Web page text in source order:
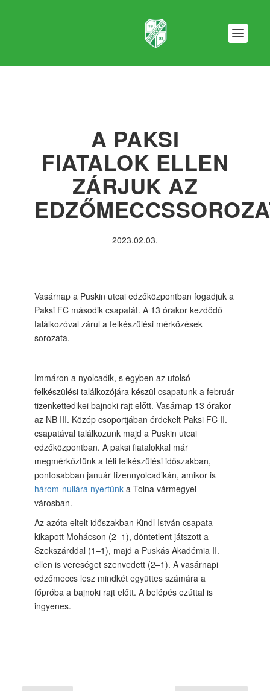
A PAKSI
FIATALOK ELLEN
ZÁRJUK AZ
2023.02.03.
Vasárnap a Puskin utcai edzőközpontban fogadjuk a
Paksi FC második csapatát. A 13 órakor kezdődő
találkozóval zárul a felkészülési mérkőzések
sorozata.
Immáron a nyolcadik, s egyben az utolsó
felkészülési találkozójára készül csapatunk a február
tizenkettedikei bajnoki rajt előtt. Vasárnap 13 órakor
az NB III. Közép csoportjában érdekelt Paksi FC II.
csapatával találkozunk majd a Puskin utcai
edzőközpontban. A paksi fiatalokkal már
megmérkőztünk a téli felkészülési időszakban,
pontosabban január tizennyolcadikán, amikor is
három-nullára nyertünk a Tolna vármegyei
városban.
Az azóta eltelt időszakban Kindl István csapata
kikapott Mohácson (2–1), döntetlent játszott a
Szekszárddal (1–1), majd a Puskás Akadémia II.
ellen is vereséget szenvedett (2–1). A vasárnapi
edzőmeccs lesz mindkét együttes számára a
főpróba a bajnoki rajt előtt. A belépés ezúttal is
ingyenes.